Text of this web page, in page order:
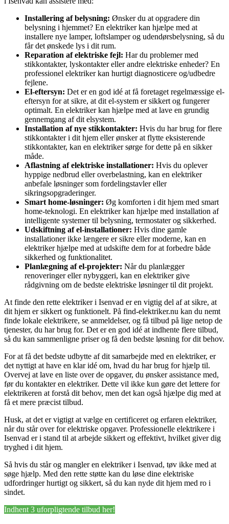
Installering af belysning: Ønsker du at opgradere din
belysning i hjemmet? En elektriker kan hjælpe med at
installere nye lamper, loftslamper og udendørsbelysning, så du
får det ønskede lys i dit rum.
Reparation af elektriske fejl: Har du problemer med
stikkontakter, lyskontakter eller andre elektriske enheder? En
professionel elektriker kan hurtigt diagnosticere og/udbedre
fejlene.
El-eftersyn: Det er en god idé at få foretaget regelmæssige el-
eftersyn for at sikre, at dit el-system er sikkert og fungerer
optimalt. En elektriker kan hjælpe med at lave en grundig
gennemgang af dit elsystem.
Installation af nye stikkontakter: Hvis du har brug for flere
stikkontakter i dit hjem eller ønsker at flytte eksisterende
stikkontakter, kan en elektriker sørge for dette på en sikker
måde.
Aflastning af elektriske installationer: Hvis du oplever
hyppige nedbrud eller overbelastning, kan en elektriker
anbefale løsninger som fordelingstavler eller
sikringsopgraderinger.
Smart home-løsninger: Øg komforten i dit hjem med smart
home-teknologi. En elektriker kan hjælpe med installation af
intelligente systemer til belysning, termostater og sikkerhed.
Udskiftning af el-installationer: Hvis dine gamle
installationer ikke længere er sikre eller moderne, kan en
elektriker hjælpe med at udskifte dem for at forbedre både
sikkerhed og funktionalitet.
Planlægning af el-projekter: Når du planlægger
renoveringer eller nybyggeri, kan en elektriker give
rådgivning om de bedste elektriske løsninger til dit projekt.
At finde den rette elektriker i Isenvad er en vigtig del af at sikre, at
dit hjem er sikkert og funktionelt. På find-elektriker.nu kan du nemt
finde lokale elektrikere, se anmeldelser, og få tilbud på lige netop de
tjenester, du har brug for. Det er en god idé at indhente flere tilbud,
så du kan sammenligne priser og få den bedste løsning for dit behov.
For at få det bedste udbytte af dit samarbejde med en elektriker, er
det nyttigt at have en klar idé om, hvad du har brug for hjælp til.
Overvej at lave en liste over de opgaver, du ønsker assistance med,
før du kontakter en elektriker. Dette vil ikke kun gøre det lettere for
elektrikeren at forstå dit behov, men det kan også hjælpe dig med at
få et mere præcist tilbud.
Husk, at det er vigtigt at vælge en certificeret og erfaren elektriker,
når du står over for elektriske opgaver. Professionelle elektrikere i
Isenvad er i stand til at arbejde sikkert og effektivt, hvilket giver dig
tryghed i dit hjem.
Så hvis du står og mangler en elektriker i Isenvad, tøv ikke med at
søge hjælp. Med den rette støtte kan du løse dine elektriske
udfordringer hurtigt og sikkert, så du kan nyde dit hjem med ro i
sindet.
Indhent 3 uforpligtende tilbud her!